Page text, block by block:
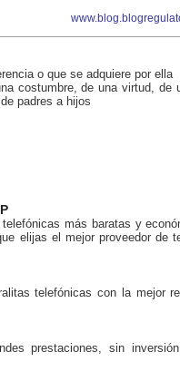
o que se adquiere por ella
costumbre, de una virtud, de
padres a hijos
más baratas y
elijas el mejor proveedor de
telefónicas con la mejor
prestaciones, sin